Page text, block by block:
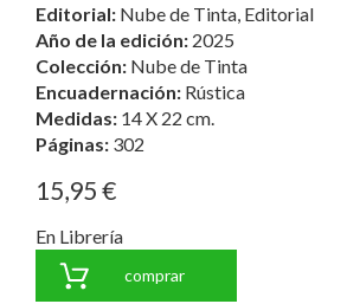
Editorial: Nube de Tinta, Editorial
Año de la edición: 2025
Colección: Nube de Tinta
Encuadernación: Rústica
Medidas: 14 X 22 cm.
Páginas: 302
15,95 €
En Librería
comprar